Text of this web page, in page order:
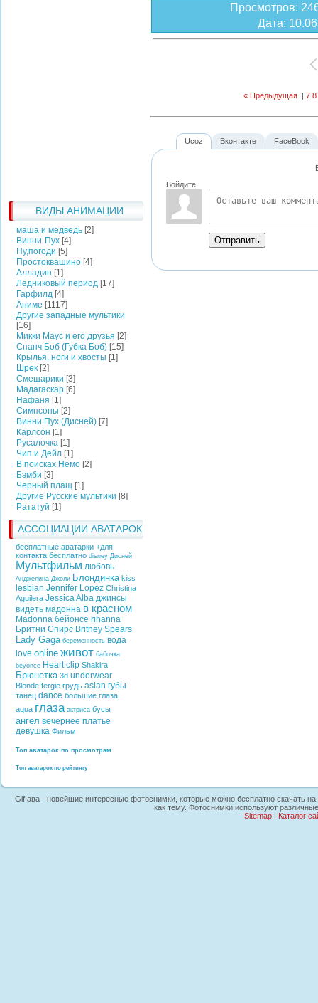
ВИДЫ АНИМАЦИИ
маша и медведь [2]
Винни-Пух [4]
Ну,погоди [5]
Простоквашино [4]
Алладин [1]
Ледниковый период [17]
Гарфилд [4]
Аниме [1117]
Другие западные мультики
[16]
Микки Маус и его друзья [2]
Спанч Боб (Губка Боб) [15]
Крылья, ноги и хвосты [1]
Шрек [2]
Смешарики [3]
Мадагаскар [6]
Нафаня [1]
Симпсоны [2]
Винни Пух (Дисней) [7]
Карлсон [1]
Русалочка [1]
Чип и Дейл [1]
В поисках Немо [2]
Бэмби [3]
Черный плащ [1]
Другие Русские мультики [8]
Рататуй [1]
АССОЦИАЦИИ АВАТАРОК
бесплатные аватарки +для
контакта бесплатно disney Дисней
Мультфильм любовь
Анджелина Джоли Блондинка kiss
lesbian Jennifer Lopez Christina
Aguilera Jessica Alba джинсы
видеть мадонна в красном
Madonna бейонсе rihanna
Бритни Спирс Britney Spears
Lady Gaga беременность вода
love online живот бабочка
beyonce Heart clip Shakira
Брюнетка 3d underwear
Blonde fergie грудь asian губы
танец dance большие глаза
aqua глаза актриса бусы
ангел вечернее платье
девушка Фильм
Топ аватарок по просмотрам
Топ аватарок по рейтингу
Просмотров:
Дата:
« Предыдущая| 7 8
Ucoz
Войдите:
Отправить
Вконтакте FaceBook
Gif ава - новейшие интересные фотоснимки, которые можно бесплатно скачать
как тему. Фотоснимки используют
Sitemap| Каталог